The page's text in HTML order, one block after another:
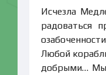
Исчезла
радоваться
Любой
добрыми… Мы